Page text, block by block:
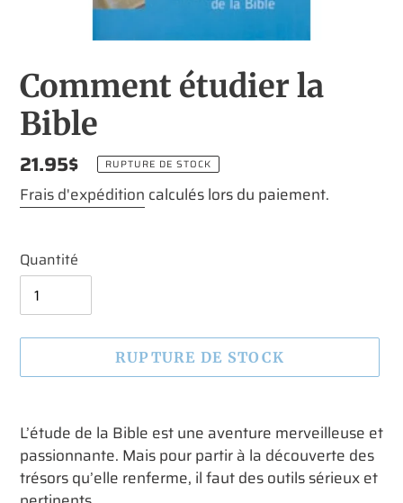
Comment étudier la
Bible
Prix
normal
21.95$ RUPTURE DE STOCK
Frais d'expédition calculés lors du paiement.
Quantité
RUPTURE DE STOCK
d'un
produit
à
votre
L’étude de la Bible est une aventure merveilleuse et
passionnante. Mais pour partir à la découverte des
trésors qu’elle renferme, il faut des outils sérieux et